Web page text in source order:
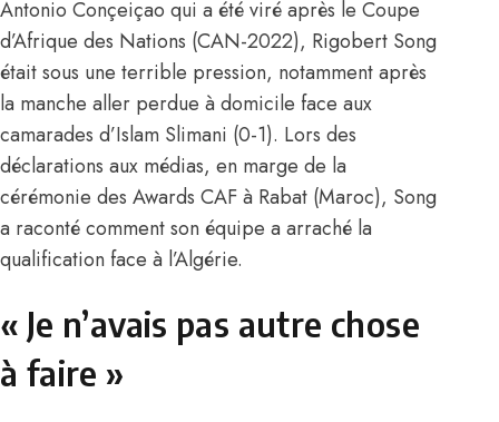
Antonio Conçeiçao qui a été viré après le Coupe
d’Afrique des Nations (CAN-2022), Rigobert Song
était sous une terrible pression, notamment après
la manche aller perdue à domicile face aux
camarades d’Islam Slimani (0-1). Lors des
déclarations aux médias, en marge de la
cérémonie des Awards CAF à Rabat (Maroc), Song
a raconté comment son équipe a arraché la
qualification face à l’Algérie.
« Je n’avais pas autre chose
à faire »